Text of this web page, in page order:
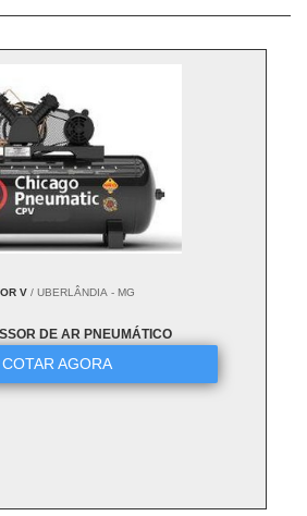
V / UBERLÂNDIA - MG
DE AR PNEUMÁTICO
COTAR AGORA